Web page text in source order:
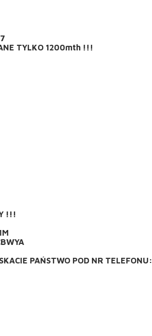
TYLKO 1200mth !!!
!!!
PAŃSTWO POD NR TELEFONU: